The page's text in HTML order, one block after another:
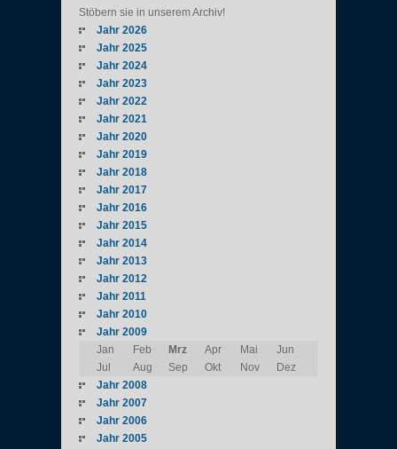
Stöbern sie in unserem Archiv!
Jahr 2026
Jahr 2025
Jahr 2024
Jahr 2023
Jahr 2022
Jahr 2021
Jahr 2020
Jahr 2019
Jahr 2018
Jahr 2017
Jahr 2016
Jahr 2015
Jahr 2014
Jahr 2013
Jahr 2012
Jahr 2011
Jahr 2010
Jahr 2009
Jan
Feb Mrz Apr Mai
Jun
Jul
Aug Sep Okt Nov
Dez
Jahr 2008
Jahr 2007
Jahr 2006
Jahr 2005